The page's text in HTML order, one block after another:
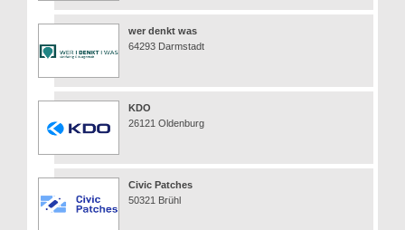
wer denkt was
64293 Darmstadt
KDO
26121 Oldenburg
Civic Patches
50321 Brühl